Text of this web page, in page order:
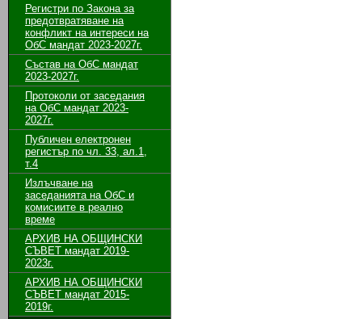
Регистри по Закона за
предотвратяване на
конфликт на интереси на
ОбС мандат 2023-2027г.
Състав на ОбС мандат
2023-2027г.
Протоколи от заседания
на ОбС мандат 2023-
2027г.
Публичен електронен
регистър по чл. 33, ал.1,
т.4
Излъчване на
заседанията на ОбС и
комисиите в реално
време
АРХИВ НА ОБЩИНСКИ
СЪВЕТ мандат 2019-
2023г.
АРХИВ НА ОБЩИНСКИ
СЪВЕТ мандат 2015-
2019г.